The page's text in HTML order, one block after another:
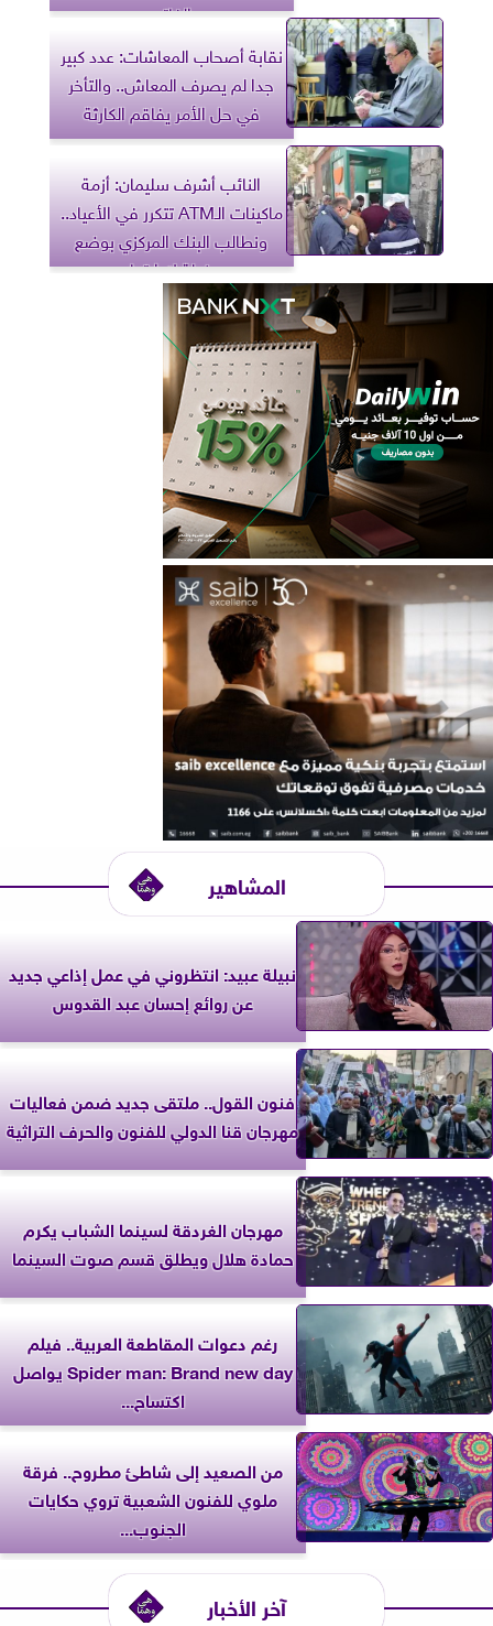
الفاتح
نقابة أصحاب المعاشات: عدد كبير
جدا لم يصرف المعاش.. والتأخر
في حل الأمر يفاقم الكارثة
النائب أشرف سليمان: أزمة
ماكينات الـATM تتكرر في الأعياد..
ونطالب البنك المركزي بوضع
خطة لإدارتها
المشاهير
نبيلة عبيد: انتظروني في عمل إذاعي جديد
عن روائع إحسان عبد القدوس
فنون القول.. ملتقى جديد ضمن فعاليات
مهرجان قنا الدولي للفنون والحرف التراثية
مهرجان الغردقة لسينما الشباب يكرم
حمادة هلال ويطلق قسم صوت السينما
رغم دعوات المقاطعة العربية.. فيلم
Spider man: Brand new day يواصل
اكتساح...
من الصعيد إلى شاطئ مطروح.. فرقة
ملوي للفنون الشعبية تروي حكايات
الجنوب...
آخر الأخبار